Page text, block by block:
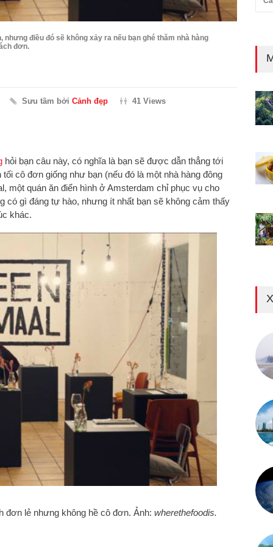
điều đó sẽ không xảy ra nếu bạn ghé thăm nhà hàng
đơn.
Sưu tầm bởi Cảnh đẹp 41 Views
hỏi bạn câu này, có nghĩa là bạn sẽ được dẫn thẳng tới
cô đơn giống như bạn (nếu đó là một nhà hàng đông
một quán ăn điển hình ở Amsterdam chỉ phục vụ cho
có gì đáng tự hào, nhưng ít nhất bạn sẽ không cảm thấy
khác.
đơn lẻ nhưng không hề cô đơn. Ảnh: wherethefoodis.